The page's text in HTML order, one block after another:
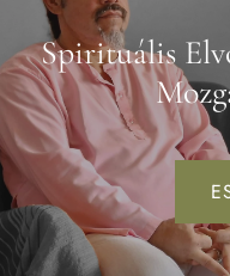
Spirituális